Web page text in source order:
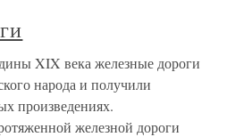
XIX века железные дороги
народа и получили
произведениях.
железной дороги